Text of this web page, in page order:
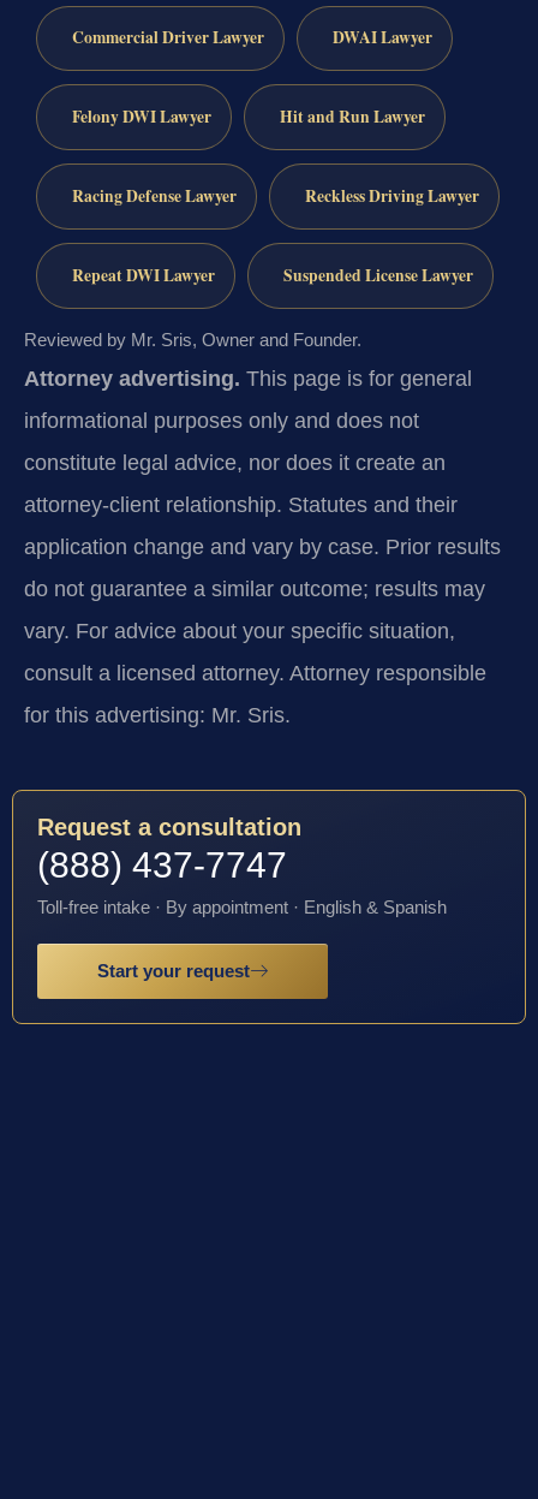
Commercial Driver Lawyer DWAI Lawyer
Felony DWI Lawyer Hit and Run Lawyer
Racing Defense Lawyer Reckless Driving Lawyer
Repeat DWI Lawyer Suspended License Lawyer
Reviewed by Mr. Sris, Owner and Founder.
Attorney advertising. This page is for general
informational purposes only and does not
constitute legal advice, nor does it create an
attorney-client relationship. Statutes and their
application change and vary by case. Prior results
do not guarantee a similar outcome; results may
vary. For advice about your specific situation,
consult a licensed attorney. Attorney responsible
for this advertising: Mr. Sris.
Request a consultation
(888) 437-7747
Toll-free intake · By appointment · English & Spanish
Start your request